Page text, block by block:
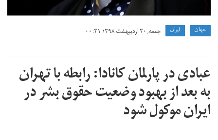
جهان ايران جمعه, ۲۰ اردیبهشت ۱۳۹۸ ۰۰:۲۱
عبادی در پارلمان کانادا: رابطه با تهران
به بعد از بهبود وضعیت حقوق بشر در
ایران موکول شود